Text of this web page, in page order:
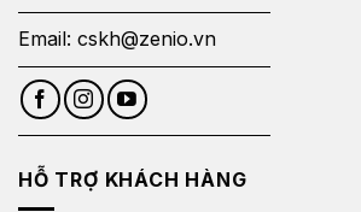
Email: cskh@zenio.vn
HỖ TRỢ KHÁCH HÀNG